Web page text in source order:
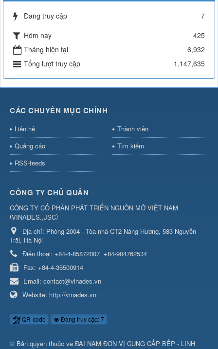
Đang truy cập
7
Hôm nay
425
Tháng hiện tại
6,932
Tổng lượt truy cập
1,147,635
CÁC CHUYÊN MỤC CHÍNH
Liên hệ
Thành viên
Quảng cáo
Tìm kiếm
RSS-feeds
CÔNG TY CHỦ QUẢN
CÔNG TY CỔ PHẦN PHÁT TRIỂN NGUỒN MỞ VIỆT NAM
(VINADES.,JSC)
Địa chỉ: Phòng 2004 - Tòa nhà CT2 Nàng Hương, 583 Nguyễn
Trãi, Hà Nội
Điện thoại: +84-4-85872007 +84-904762534
Fax: +84-4-35500914
Email: contact@vinades.vn
Website: http://vinades.vn
QR-code Đang truy cập: 7
© Bản quyền thuộc về ĐẠI NAM ĐƠN VỊ CUNG CẤP BẾP - LINH